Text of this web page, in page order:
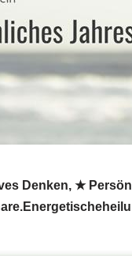
Denken, ★